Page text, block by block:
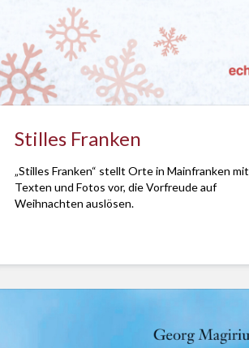
Stilles Franken
„Stilles Franken“ stellt Orte in Mainfranken mit
Texten und Fotos vor, die Vorfreude auf
Weihnachten auslösen.